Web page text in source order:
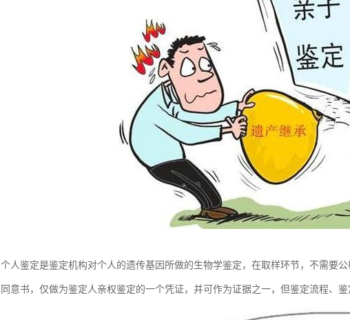
个人鉴定是鉴定机构对个人的遗传基因所做的生物学鉴定，在取样环节，不需要
同意书，仅做为鉴定人亲权鉴定的一个凭证，并可作为证据之一，但鉴定流程、鉴